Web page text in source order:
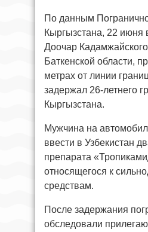
По данным
Кыргызстана, 22 июня
Доочар
Баткенской области,
метрах от линии
задержал 26-летнего
Кыргызстана.
Мужчина на
ввести в Узбекистан
препарата
относящегося к
средствам.
После задержания
обследовали